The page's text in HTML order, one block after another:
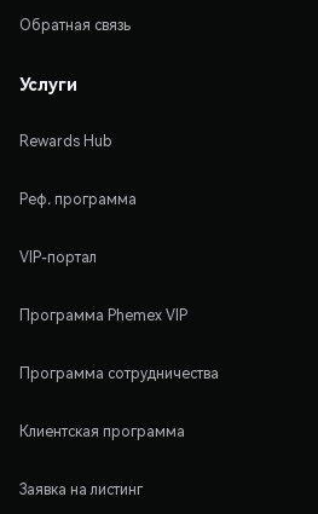
Обратная связь
Услуги
Rewards Hub
Реф. программа
VIP-портал
Программа Phemex VIP
Программа сотрудничества
Клиентская программа
Заявка на листинг